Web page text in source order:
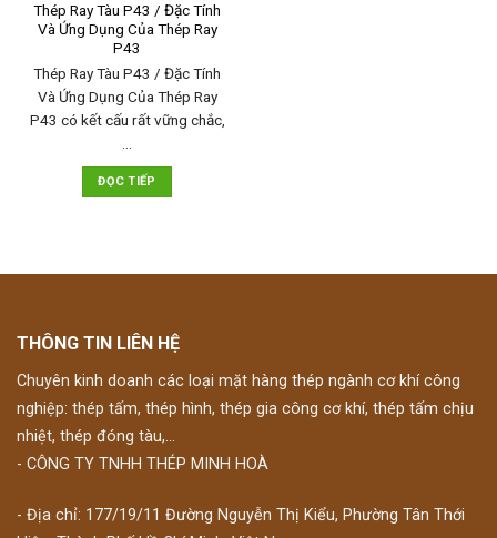
Thép Ray Tàu P43 / Đặc Tính
Và Ứng Dụng Của Thép Ray
P43
Thép Ray Tàu P43 / Đặc Tính
Và Ứng Dụng Của Thép Ray
P43 có kết cấu rất vững chắc,
ĐỌC TIẾP
THÔNG TIN LIÊN HỆ
Chuyên kinh doanh các loại mặt hàng thép ngành cơ khí công
nghiệp: thép tấm, thép hình, thép gia công cơ khí, thép tấm chịu
nhiệt, thép đóng tàu,...
- CÔNG TY TNHH THÉP MINH HOÀ
- Địa chỉ: 177/19/11 Đường Nguyễn Thị Kiểu, Phường Tân Thới